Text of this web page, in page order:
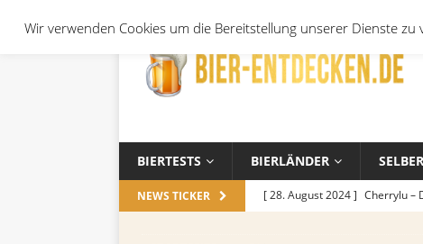
BIERTESTS BIERLÄNDER
NEWS TICKER [ 28. August 2024 ] Cherrylu –
Wir verwenden Cookies um die Bereitstellung unserer Dienste